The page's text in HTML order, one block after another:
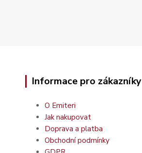
Informace pro zákazníky
O Emiteri
Jak nakupovat
Doprava a platba
Obchodní podmínky